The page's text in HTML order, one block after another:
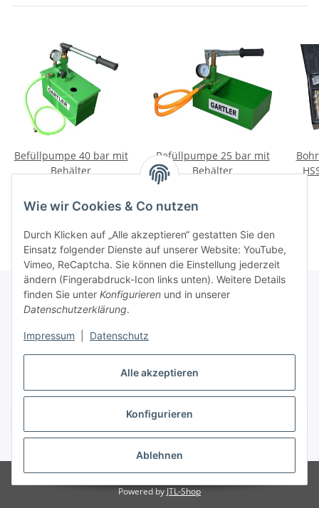
Alle akzeptieren
Konfigurieren
Ablehnen
Wie wir Cookies & Co nutzen
Durch Klicken auf „Alle akzeptieren“ gestatten Sie den
Einsatz folgender Dienste auf unserer Website: YouTube,
Vimeo, ReCaptcha. Sie können die Einstellung jederzeit
ändern (Fingerabdruck-Icon links unten). Weitere Details
finden Sie unter Konfigurieren und in unserer
Datenschutzerklärung.
Impressum Datenschutz
Befüllpumpe 40 bar mit
Behälter
Befüllpumpe 25 bar mit
Behälter
Vertrag widerrufen
* Alle Preise inkl. gesetzlicher USt., zzgl.
Powered by JTL-Shop